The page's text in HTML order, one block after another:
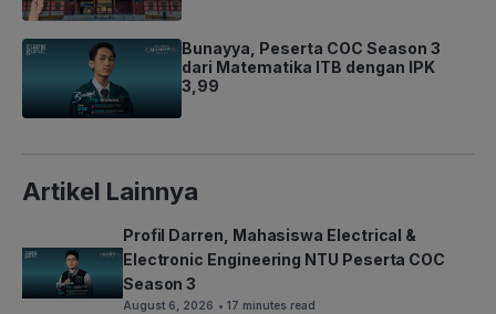
Bunayya, Peserta COC Season 3
dari Matematika ITB dengan IPK
3,99
Artikel Lainnya
Profil Darren, Mahasiswa Electrical &
Electronic Engineering NTU Peserta COC
Season 3
August 6, 2026 • 17 minutes read